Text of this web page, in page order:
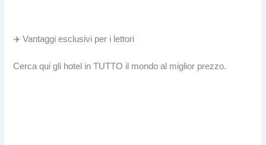
✈️ Vantaggi esclusivi per i lettori
Cerca qui gli hotel in TUTTO il mondo al miglior prezzo.